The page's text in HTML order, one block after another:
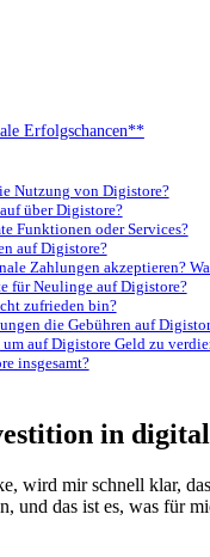
Erfolgschancen**
Nutzung von Digistore?
über⁣ Digistore?
Funktionen oder Services?
auf Digistore?
Zahlungen akzeptieren?
für Neulinge⁢ auf Digistore?
zufrieden bin?
die⁣ Gebühren⁢ auf
auf Digistore Geld⁣ zu
insgesamt?
in
wird mir schnell klar,
⁤und das⁤ ist es,⁣ was ⁤für